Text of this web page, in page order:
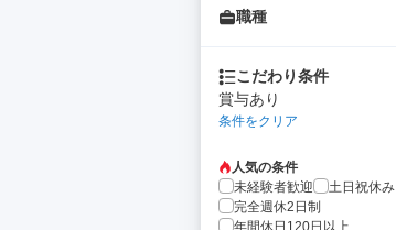
職種
こだわり条件
賞与あり
条件をクリア
人気の条件
未経験者歓迎
土日祝休み
完全週休2日制
年間休日120日以上